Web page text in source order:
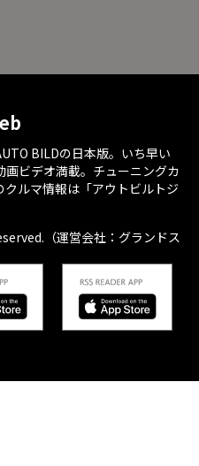
BILDの日本版。いち早い
ビデオ満載。チューニングカ
ルマ情報は「アウトビルトジ
（運営会社：グランドス